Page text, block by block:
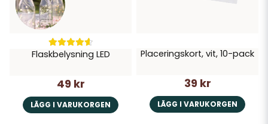
Flaskbelysning LED
49 kr
LÄGG I VARUKORGEN
Placeringskort, vit, 10-pack
39 kr
LÄGG I VARUKORGEN